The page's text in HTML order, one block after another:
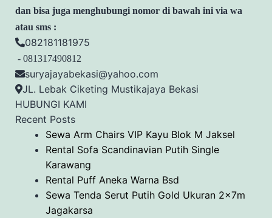
dan bisa juga menghubungi nomor di bawah ini via wa
atau sms :
082181181975
- 081317490812
suryajayabekasi@yahoo.com
JL. Lebak Ciketing Mustikajaya Bekasi
HUBUNGI KAMI
Recent Posts
Sewa Arm Chairs VIP Kayu Blok M Jaksel
Rental Sofa Scandinavian Putih Single
Karawang
Rental Puff Aneka Warna Bsd
Sewa Tenda Serut Putih Gold Ukuran 2x7m
Jagakarsa